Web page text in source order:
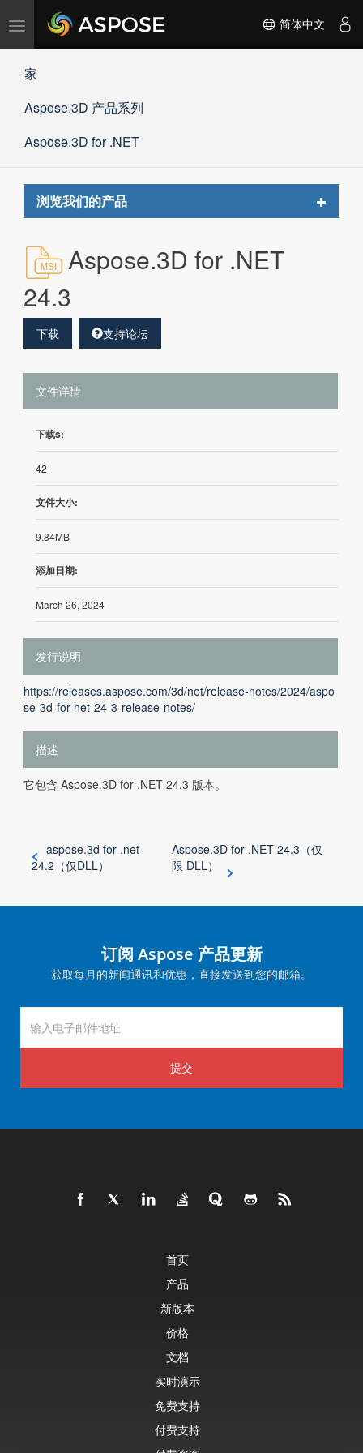
切
航
简体中文
家
Aspose.3D 产品系列
Aspose.3D for .NET
浏览我们的产品
Toggle
Aspose.3D for .NET
24.3
下载 支持论坛
文件详情
下载s:
42
文件大小:
9.84MB
添加日期:
March 26, 2024
发行说明
https://releases.aspose.com/3d/net/release-notes/2024/aspo
se-3d-for-net-24-3-release-notes/
描述
它包含 Aspose.3D for .NET 24.3 版本。
aspose.3d for .net
24.2（仅DLL）
Aspose.3D for .NET 24.3（仅
限 DLL）
订阅 Aspose 产品更新
获取每月的新闻通讯和优惠，直接发送到您的邮箱。
提交
首页
产品
新版本
价格
文档
实时演示
免费支持
付费支持